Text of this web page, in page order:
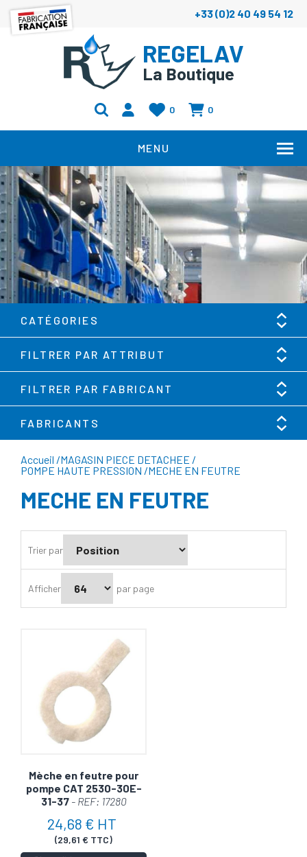
+33 (0)2 40 49 54 12
REGELAV
La Boutique
0 0
MENU
Accueil /MAGASIN PIECE DETACHEE /
POMPE HAUTE PRESSION /MECHE EN FEUTRE
CATÉGORIES
FILTRER PAR ATTRIBUT
FILTRER PAR FABRICANT
FABRICANTS
MECHE EN FEUTRE
Trier par
Afficher par page
Mèche en feutre pour
pompe CAT 2530-30E-
31-37 - REF: 17280
24,68 € HT
(29,61 € TTC)